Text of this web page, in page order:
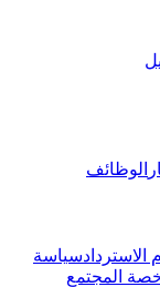
الوظائف
سياسة
المجتمع